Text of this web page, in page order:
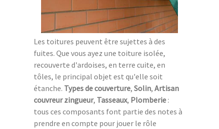
Les toitures peuvent être sujettes à des
fuites. Que vous ayez une toiture isolée,
recouverte d'ardoises, en terre cuite, en
tôles, le principal objet est qu'elle soit
étanche. Types de couverture, Solin, Artisan
couvreur zingueur, Tasseaux, Plomberie :
tous ces composants font partie des notes à
prendre en compte pour jouer le rôle